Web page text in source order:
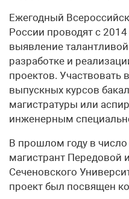
Ежегодный
России проводят с 2014
выявление
разработке и
проектов. Участвовать
выпускных курсов
магистратуры или
инженерным
В прошлом году в
магистрант
Сеченовского
проект был посвящен